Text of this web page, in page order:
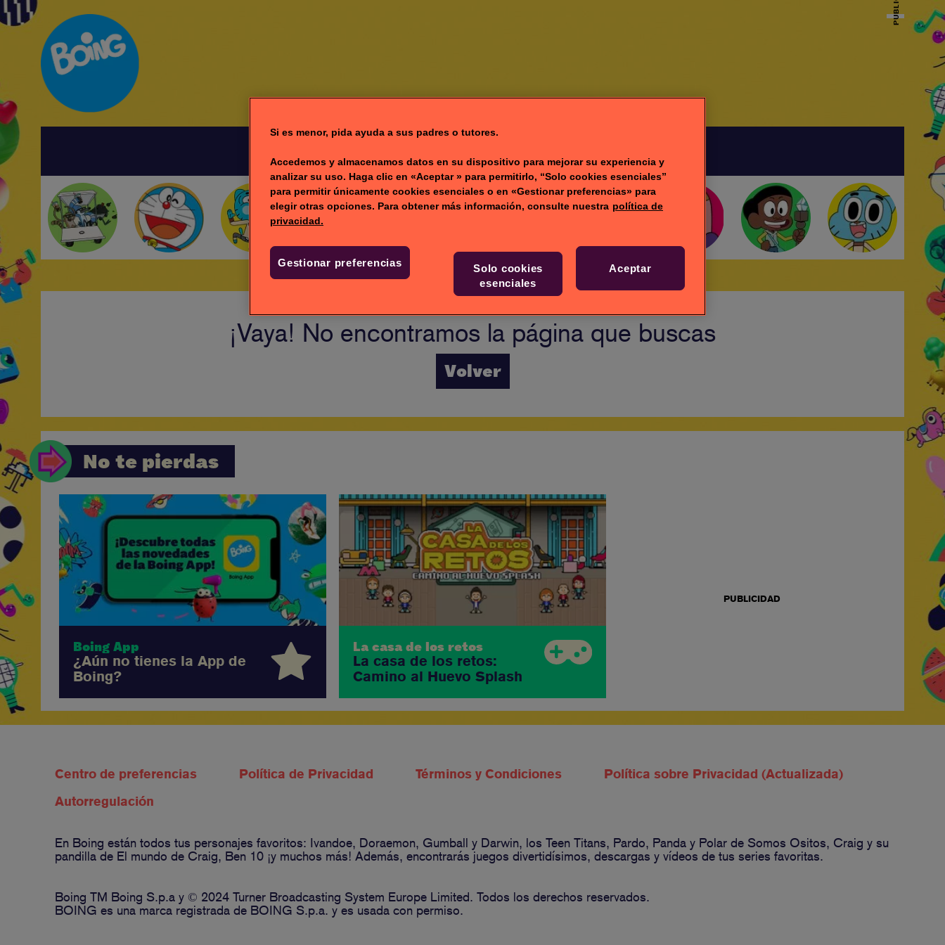
¡Vaya! No encontramos la página que buscas
Volver
No te pierdas
Boing App
¿Aún no tienes la App de
Boing?
La casa de los retos
La casa de los retos:
Camino al Huevo Splash
PUBLICIDAD
Centro de preferencias Política de Privacidad Términos y Condiciones
Política sobre Privacidad (Actualizada)
Autorregulación
En Boing están todos tus personajes favoritos: Ivandoe, Doraemon, Gumball y Darwin, los Teen Titans, Pardo, Panda y Polar de Somos Ositos, Craig y su
pandilla de El mundo de Craig, Ben 10 ¡y muchos más! Además, encontrarás juegos divertidísimos, descargas y vídeos de tus series favoritas.
Boing TM Boing S.p.a y © 2024 Turner Broadcasting System Europe Limited. Todos los derechos reservados.
BOING es una marca registrada de BOING S.p.a. y es usada con permiso.
Si es menor, pida ayuda a sus padres o tutores.
Accedemos y almacenamos datos en su dispositivo para mejorar su experiencia y
analizar su uso. Haga clic en «Aceptar » para permitirlo, “Solo cookies esenciales”
para permitir únicamente cookies esenciales o en «Gestionar preferencias» para
elegir otras opciones. Para obtener más información, consulte nuestra política de
privacidad.
Gestionar preferencias
Solo cookies
esenciales
Aceptar